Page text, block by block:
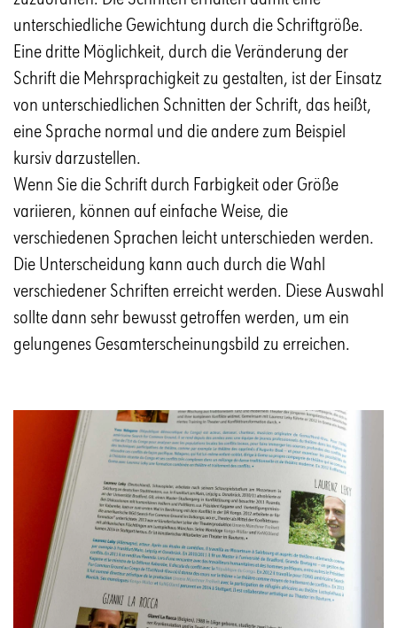
unterschiedliche Gewichtung durch die Schriftgröße.
Eine dritte Möglichkeit, durch die Veränderung der
Schrift die Mehrsprachigkeit zu gestalten, ist der Einsatz
von unterschiedlichen Schnitten der Schrift, das heißt,
eine Sprache normal und die andere zum Beispiel
kursiv darzustellen.
Wenn Sie die Schrift durch Farbigkeit oder Größe
variieren, können auf einfache Weise, die
verschiedenen Sprachen leicht unterschieden werden.
Die Unterscheidung kann auch durch die Wahl
verschiedener Schriften erreicht werden. Diese Auswahl
sollte dann sehr bewusst getroffen werden, um ein
gelungenes Gesamterscheinungsbild zu erreichen.